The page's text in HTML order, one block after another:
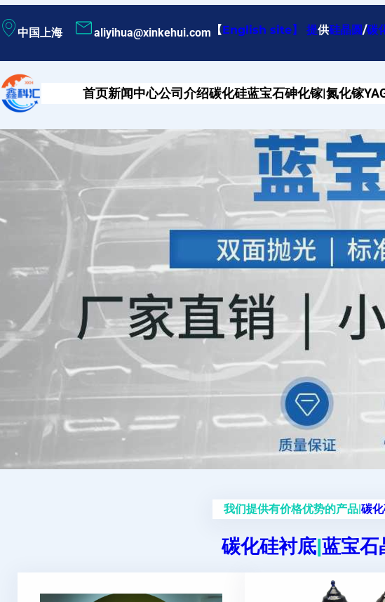
至
容
中国上海 aliyihua@xinkehui.com 【English site】 提供硅晶圆/碳
首页新闻中心公司介绍碳化硅蓝宝石砷化镓|氮化镓
我们提供有价格优势的产品|碳
碳化硅衬底|蓝宝石